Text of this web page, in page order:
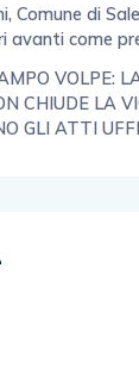
Comune di
avanti come
VOLPE:
CHIUDE LA
GLI ATTI